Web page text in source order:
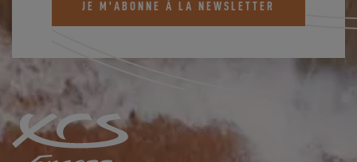
JE M'ABONNE À LA NEWSLETTER